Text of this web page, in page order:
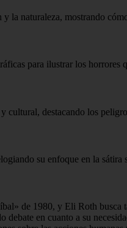
naturaleza, mostrando
para ilustrar los
destacando los
su enfoque en la
de 1980, y Eli Roth busca
debate en cuanto a su